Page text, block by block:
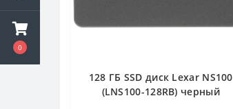
0
128 ГБ SSD диск Lexar NS100
(LNS100-128RB) черный